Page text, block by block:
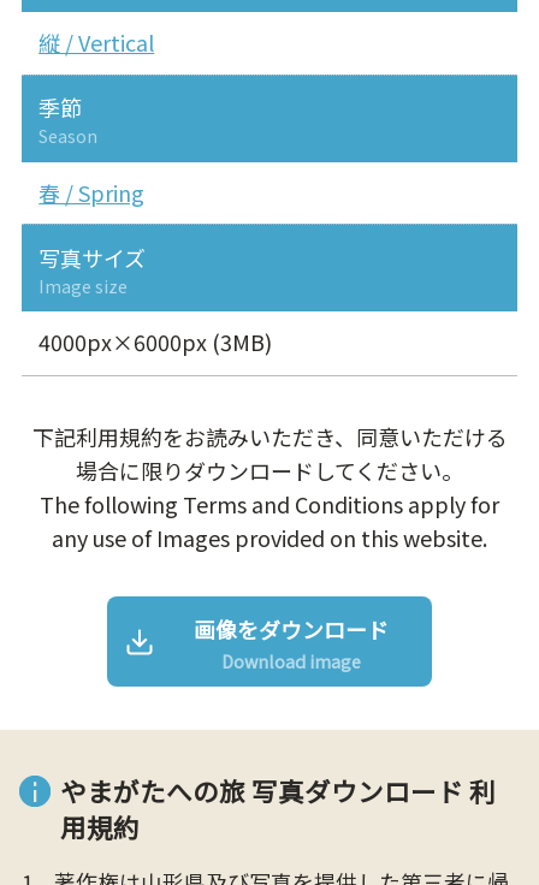
縦 / Vertical
季節
Season
春 / Spring
写真サイズ
Image size
4000px×6000px (3MB)
下記利用規約をお読みいただき、同意いただける
場合に限りダウンロードしてください。
The following Terms and Conditions apply for
any use of Images provided on this website.
画像をダウンロード
Download image
やまがたへの旅 写真ダウンロード 利
用規約